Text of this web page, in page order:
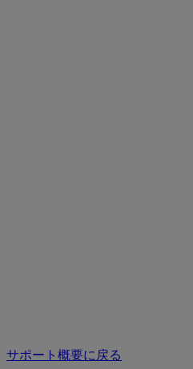
サポート概要に戻る